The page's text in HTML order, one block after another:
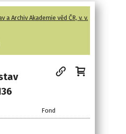
a Archiv Akademie věd ČR, v. v.
Fond